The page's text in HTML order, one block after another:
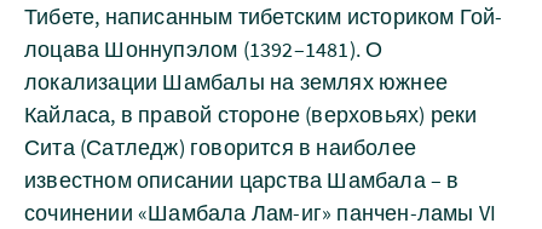
Тибете, написанным тибетским историком Гой-
лоцава Шоннупэлом (1392–1481). О
локализации Шамбалы на землях южнее
Кайласа, в правой стороне (верховьях) реки
Сита (Сатледж) говорится в наиболее
известном описании царства Шамбала – в
сочинении «Шамбала Лам-иг» панчен-ламы VI